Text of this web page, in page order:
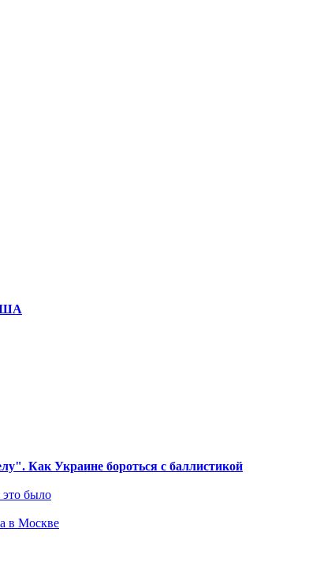
Как Украине бороться с баллистикой
это было
в Москве